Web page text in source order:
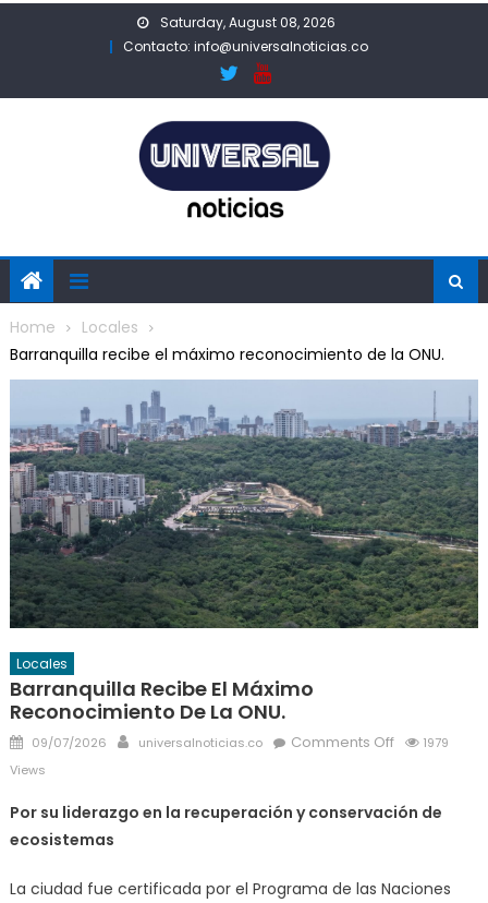
Saturday, August 08, 2026
Contacto: info@universalnoticias.co
Home
Locales
Barranquilla recibe el máximo reconocimiento de la ONU.
Locales
Barranquilla Recibe El Máximo
Reconocimiento De La ONU.
Posted
on
09/07/2026 Author
universalnoticias.co Comments Offon
el
de
1979
Views
Por su liderazgo en la recuperación y conservación de
ecosistemas
La ciudad fue certificada por el Programa de las Naciones